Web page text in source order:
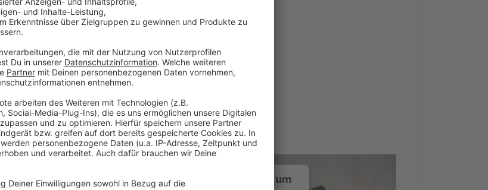
Pfeffer frisch gemahlen
2 Peperoni
5 Esslöffel Petersilie
Anzeige
Und so bereitet ihr das Essen zu:
Anzeige
Wir benötigen Ihre Zustimmung, um